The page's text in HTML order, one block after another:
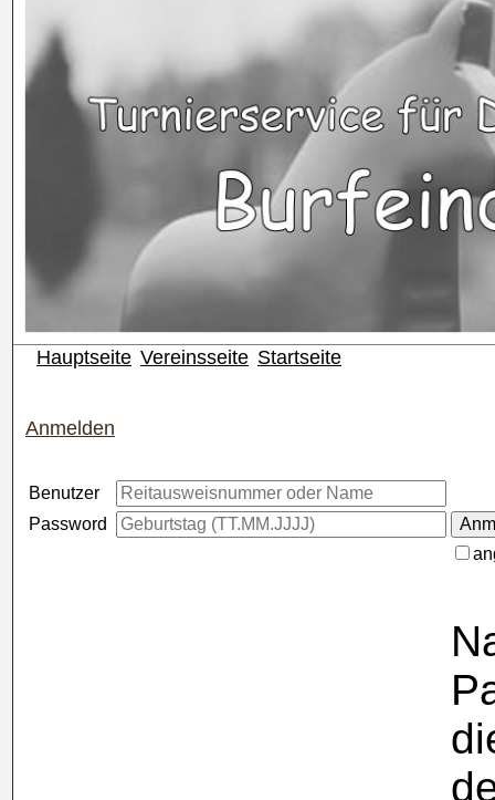
Hauptseite Vereinsseite Startseite
Anmelden
Benutzer
Password